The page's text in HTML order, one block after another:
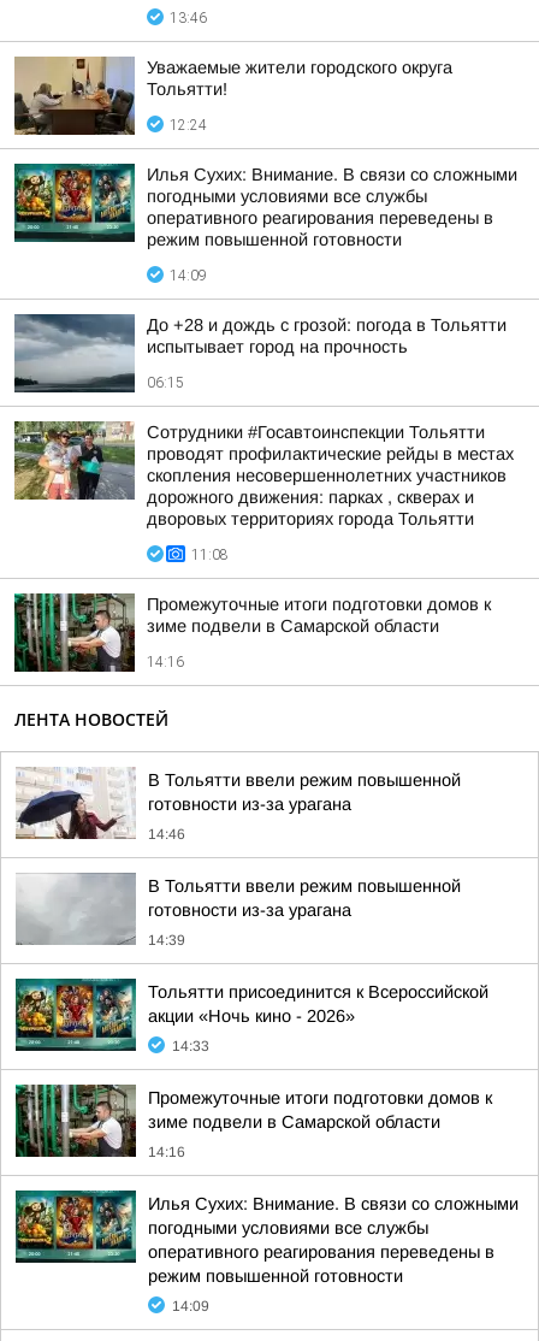
13:46
Уважаемые жители городского округа
Тольятти!
12:24
Илья Сухих: Внимание. В связи со сложными
погодными условиями все службы
оперативного реагирования переведены в
режим повышенной готовности
14:09
До +28 и дождь с грозой: погода в Тольятти
испытывает город на прочность
06:15
Сотрудники #Госавтоинспекции Тольятти
проводят профилактические рейды в местах
скопления несовершеннолетних участников
дорожного движения: парках , скверах и
дворовых территориях города Тольятти
11:08
Промежуточные итоги подготовки домов к
зиме подвели в Самарской области
14:16
ЛЕНТА НОВОСТЕЙ
В Тольятти ввели режим повышенной
готовности из-за урагана
14:46
В Тольятти ввели режим повышенной
готовности из-за урагана
14:39
Тольятти присоединится к Всероссийской
акции «Ночь кино - 2026»
14:33
Промежуточные итоги подготовки домов к
зиме подвели в Самарской области
14:16
Илья Сухих: Внимание. В связи со сложными
погодными условиями все службы
оперативного реагирования переведены в
режим повышенной готовности
14:09